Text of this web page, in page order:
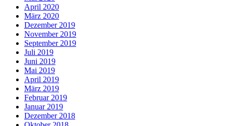
April 2020
März 2020
Dezember 2019
November 2019
September 2019
Juli 2019
Juni 2019
Mai 2019
April 2019
März 2019
Februar 2019
Januar 2019
Dezember 2018